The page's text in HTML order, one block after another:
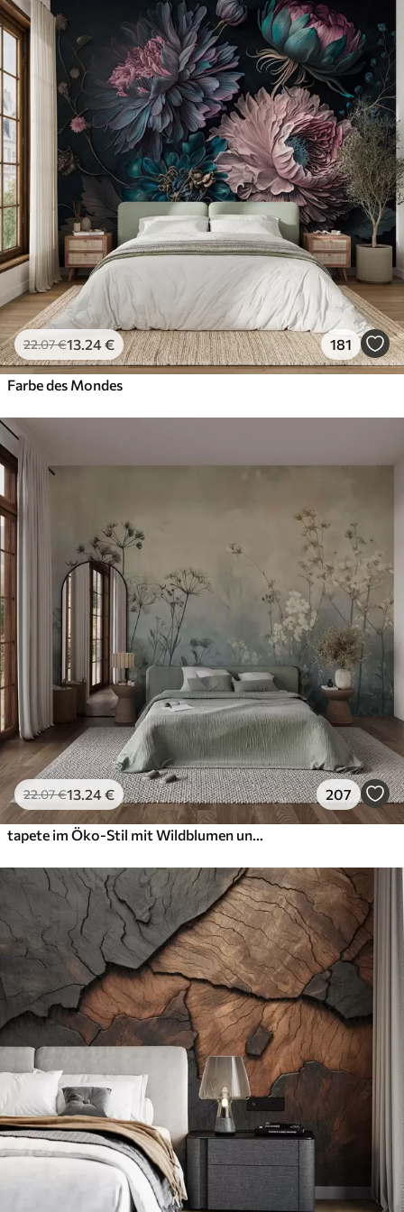
Standard
.00 27 .00 €/m²
Premium
.6734 .00 € /m²
Premium-Vinyl
.0039.00€
Peel and Stick
81.6749.00 €/m²
22.07€13 .24€ 181
Farbe des Mondes
22.07€13 .24€ 207